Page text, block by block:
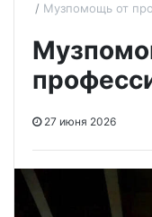
Музпомощь от
27 июня 2026